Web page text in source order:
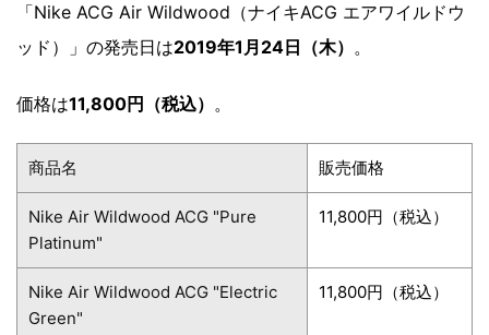
「Nike ACG Air Wildwood（ナイキACG エアワイルドウ
ッド）」の発売日は2019年1月24日（木） 。
価格は11,800円（税込） 。
商品名 販売価格
Nike Air Wildwood ACG "Pure
Platinum"
11,800円（税込）
Nike Air Wildwood ACG "Electric
Green"
11,800円（税込）